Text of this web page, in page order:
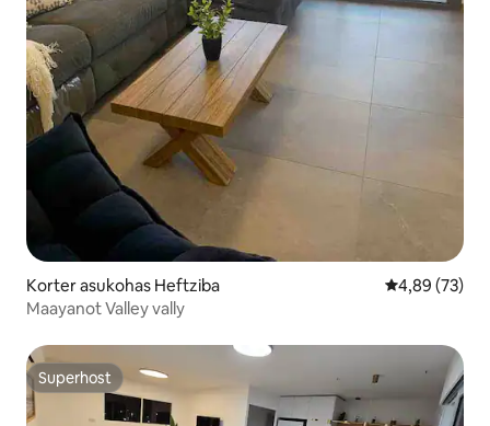
Korter asukohas Heftziba Keskmine
4,89 (73)
Maayanot Valley vally
Superhost
Superhost